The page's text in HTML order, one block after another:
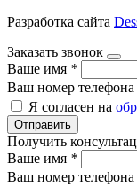
Разработка сайта
Заказать звонок
Ваше имя *
Ваш номер телефона
Я согласен на
Отправить
Получить
Ваше имя *
Ваш номер телефона